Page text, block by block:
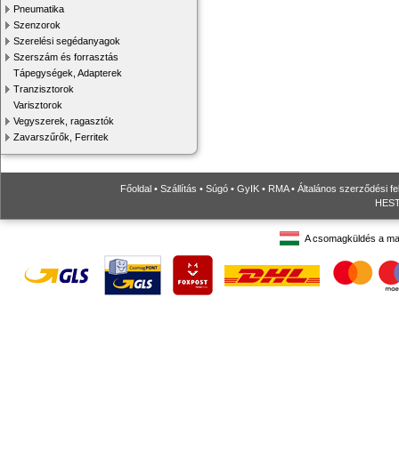
Pneumatika
Szenzorok
Szerelési segédanyagok
Szerszám és forrasztás
Tápegységek, Adapterek
Tranzisztorok
Varisztorok
Vegyszerek, ragasztók
Zavarszűrők, Ferritek
Főoldal • Szállítás • Súgó • GyIK • RMA• Általános szerződési
A csomagküldés a